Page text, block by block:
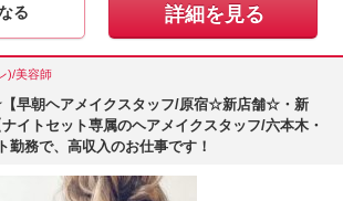
る 詳細を見る
)/美容師
朝ヘアメイクスタッフ/原宿☆新店舗☆・新
イトセット専属のヘアメイクスタッフ/六本木・
勤務で、高収入のお仕事です！